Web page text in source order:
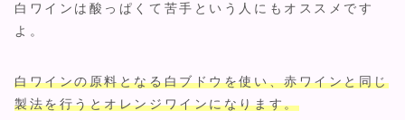
白ワインは酸っぱくて苦手という人にもオススメです
よ。
白ワインの原料となる白ブドウを使い、赤ワインと同じ
製法を行うとオレンジワインになります。